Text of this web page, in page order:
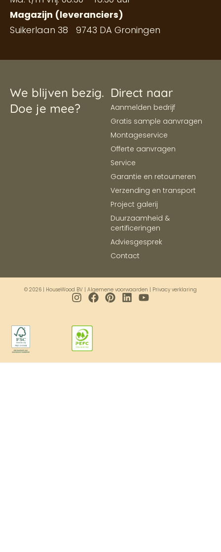
Magazijn (leveranciers)
Suikerlaan 38 9743 DA Groningen
We blijven bezig.
Doe je mee?
Direct naar
Aanmelden bedrijf
Gratis sample aanvragen
Montageservice
Offerte aanvragen
Service
Garantie en retourneren
Verzending en transport
Project galerij
Duurzaamheid &
certificeringen
Adviesgesprek
Contact
© 2026 | HouseWood BV | Algemene voorwaarden | Privacy verklaring